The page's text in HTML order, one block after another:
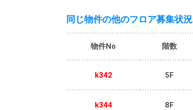
同じ物件の他のフロア募集状況
物件No 階数
k342 5F
k344 8F